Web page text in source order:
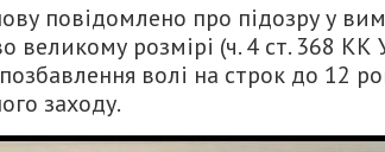
повідомлено про підозру у
великому розмірі (ч. 4 ст. 368 КК
волі на строк до 12
заходу.